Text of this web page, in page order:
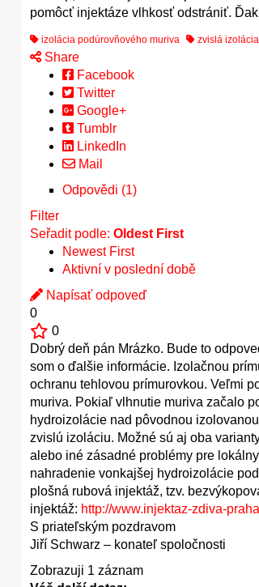
pomôcť injektáze vlhkosť odstrániť.
izolácia podúrovňového muriva zvislá izolácia
Share
Facebook
Twitter
Google+
Tumblr
LinkedIn
Mail
Odpovědi (1)
Filter
Seřadit podle: Oldest First
Newest First
Aktivní v poslední době
Napísať odpoveď
0
0
Dobrý deň pán Mrázko. Bude to
som o ďalšie informácie. Izolačnou
ochranu tehlovou prímurovkou. Veľmi
muriva. Pokiaľ vlhnutie muriva začalo
hydroizolácie nad pôvodnou
zvislú izoláciu. Možné sú aj oba
alebo iné zásadné problémy pre
nahradenie vonkajšej hydroizolácie
plošná rubová injektáž, tzv.
injektáž: http://www.injektaz-zdiva-
S priateľským pozdravom
Jiří Schwarz – konateľ spoločnosti
Zobrazuji 1 záznam